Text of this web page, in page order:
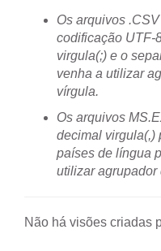
Os arquivos
codificação UTF-
virgula(;) e o
venha a utilizar
vírgula.
Os arquivos
decimal virgula(,)
países de língua
utilizar agrupador
Não há visões criadas